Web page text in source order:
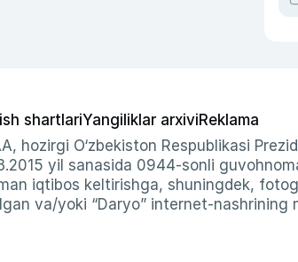
shartlariYangiliklar arxiviReklama
hozirgi O‘zbekiston Respublikasi
yil sanasida 0944-sonli
iqtibos keltirishga, shuningdek,
va/yoki “Daryo” internet-nashrining